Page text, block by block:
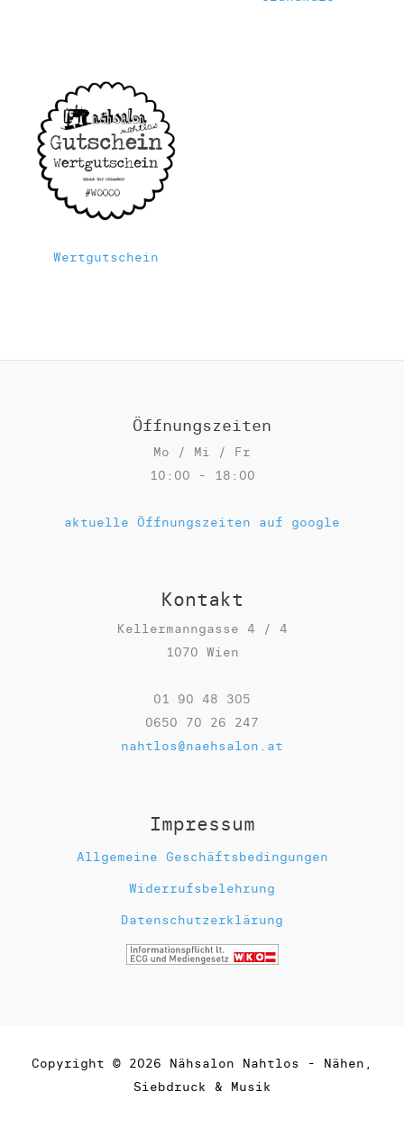
Wertgutschein
Öffnungszeiten
Mo / Mi / Fr
10:00 - 18:00
aktuelle Öffnungszeiten auf google
Kontakt
Kellermanngasse 4 / 4
1070 Wien
01 90 48 305
0650 70 26 247
nahtlos@naehsalon.at
Impressum
Allgemeine Geschäftsbedingungen
Widerrufsbelehrung
Datenschutzerklärung
Copyright © 2026 Nähsalon Nahtlos - Nähen,
Siebdruck & Musik